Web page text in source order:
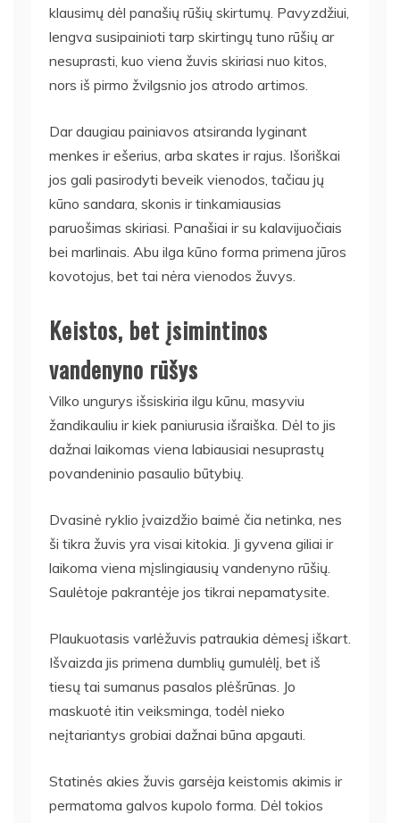
klausimų dėl panašių rūšių skirtumų. Pavyzdžiui,
lengva susipainioti tarp skirtingų tuno rūšių ar
nesuprasti, kuo viena žuvis skiriasi nuo kitos,
nors iš pirmo žvilgsnio jos atrodo artimos.
Dar daugiau painiavos atsiranda lyginant
menkes ir ešerius, arba skates ir rajus. Išoriškai
jos gali pasirodyti beveik vienodos, tačiau jų
kūno sandara, skonis ir tinkamiausias
paruošimas skiriasi. Panašiai ir su kalavijuočiais
bei marlinais. Abu ilga kūno forma primena jūros
kovotojus, bet tai nėra vienodos žuvys.
Keistos, bet įsimintinos
vandenyno rūšys
Vilko ungurys išsiskiria ilgu kūnu, masyviu
žandikauliu ir kiek paniurusia išraiška. Dėl to jis
dažnai laikomas viena labiausiai nesuprastų
povandeninio pasaulio būtybių.
Dvasinė ryklio įvaizdžio baimė čia netinka, nes
ši tikra žuvis yra visai kitokia. Ji gyvena giliai ir
laikoma viena mįslingiausių vandenyno rūšių.
Saulėtoje pakrantėje jos tikrai nepamatysite.
Plaukuotasis varlėžuvis patraukia dėmesį iškart.
Išvaizda jis primena dumblių gumulėlį, bet iš
tiesų tai sumanus pasalos plėšrūnas. Jo
maskuotė itin veiksminga, todėl nieko
neįtariantys grobiai dažnai būna apgauti.
Statinės akies žuvis garsėja keistomis akimis ir
permatoma galvos kupolo forma. Dėl tokios